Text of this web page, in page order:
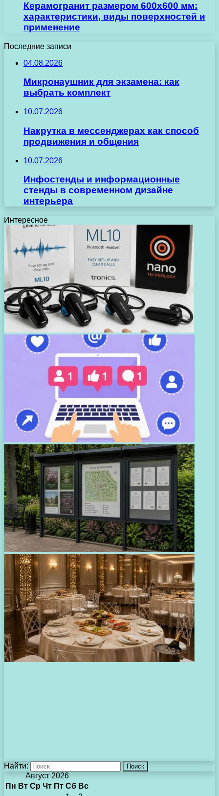
Керамогранит размером 600х600 мм:
характеристики, виды поверхностей и
применение
Последние записи
04.08.2026
Микронаушник для экзамена: как
выбрать комплект
10.07.2026
Накрутка в мессенджерах как способ
продвижения и общения
10.07.2026
Инфостенды и информационные
стенды в современном дизайне
интерьера
Интересное
Найти:
Август 2026
Пн Вт Ср Чт Пт Сб Вс